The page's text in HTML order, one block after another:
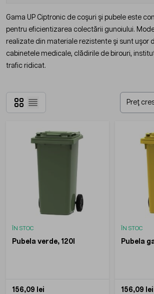
Gama UP Ciptronic de coșuri și pubele este
pentru eficientizarea colectării gunoiului.
realizate din materiale rezistente și sunt ușor
cabinetele medicale, clădirile de birouri,
trafic ridicat.
Grilă
Listă
ÎN STOC
Pubela verde, 120l
156,09 lei
ÎN STOC
Pubela
156,09 lei